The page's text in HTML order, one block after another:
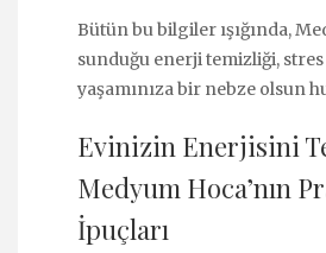
Bütün bu bilgiler ışığında,
sunduğu enerji temizliği,
yaşamınıza bir nebze olsun
Evinizin Enerjisini
Medyum Hoca’nın
İpuçları